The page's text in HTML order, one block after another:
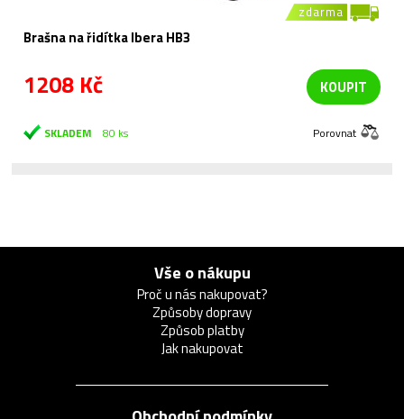
zdarma
Brašna na řidítka Ibera HB3
1208 Kč KOUPIT
SKLADEM 80 ks Porovnat
Vše o nákupu
Proč u nás nakupovat?
Způsoby dopravy
Způsob platby
Jak nakupovat